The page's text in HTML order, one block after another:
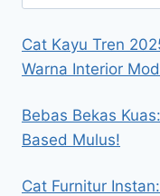
Cat Kayu Tren
Warna Interior
Bebas Bekas
Based Mulus!
Cat Furnitur